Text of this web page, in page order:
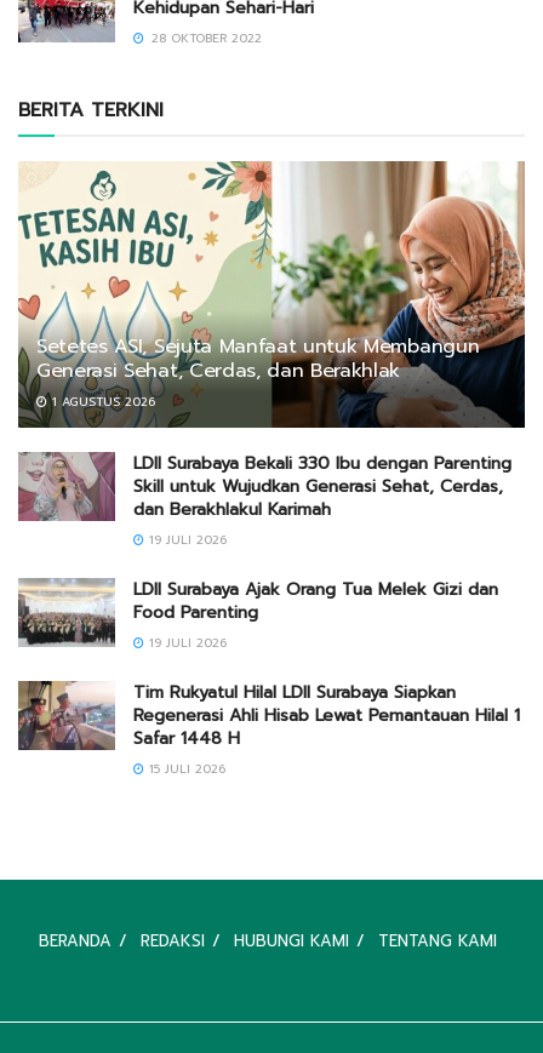
Kehidupan Sehari-Hari
28 OKTOBER 2022
BERITA TERKINI
Setetes ASI, Sejuta Manfaat untuk Membangun
Generasi Sehat, Cerdas, dan Berakhlak
1 AGUSTUS 2026
LDII Surabaya Bekali 330 Ibu dengan Parenting
Skill untuk Wujudkan Generasi Sehat, Cerdas,
dan Berakhlakul Karimah
19 JULI 2026
LDII Surabaya Ajak Orang Tua Melek Gizi dan
Food Parenting
19 JULI 2026
Tim Rukyatul Hilal LDII Surabaya Siapkan
Regenerasi Ahli Hisab Lewat Pemantauan Hilal 1
Safar 1448 H
15 JULI 2026
BERANDA REDAKSI HUBUNGI KAMI TENTANG KAMI